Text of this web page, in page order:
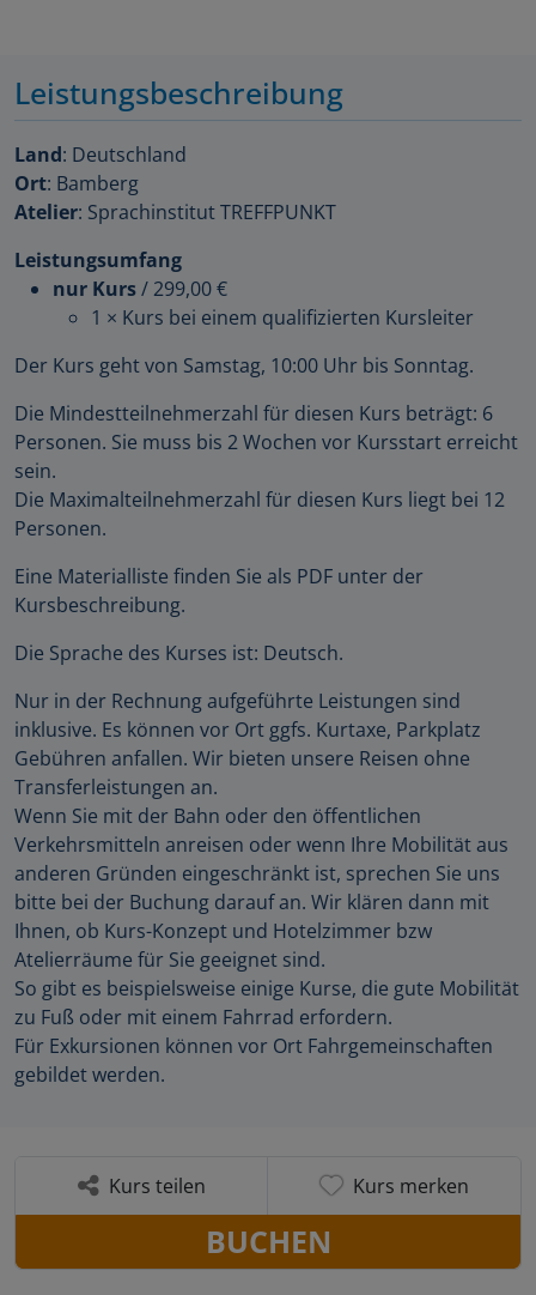
Leistungsbeschreibung
Land: Deutschland
Ort: Bamberg
Atelier: Sprachinstitut TREFFPUNKT
Leistungsumfang
nur Kurs/ 299,00 €
1 × Kurs bei einem qualifizierten Kursleiter
Der Kurs geht von Samstag, 10:00 Uhr bis Sonntag.
Die Mindestteilnehmerzahl für diesen Kurs beträgt: 6
Personen. Sie muss bis 2 Wochen vor Kursstart erreicht
sein.
Die Maximalteilnehmerzahl für diesen Kurs liegt bei 12
Personen.
Eine Materialliste finden Sie als PDF unter der
Kursbeschreibung.
Die Sprache des Kurses ist: Deutsch.
Nur in der Rechnung aufgeführte Leistungen sind
inklusive. Es können vor Ort ggfs. Kurtaxe, Parkplatz
Gebühren anfallen. Wir bieten unsere Reisen ohne
Transferleistungen an.
Wenn Sie mit der Bahn oder den öffentlichen
Verkehrsmitteln anreisen oder wenn Ihre Mobilität aus
anderen Gründen eingeschränkt ist, sprechen Sie uns
bitte bei der Buchung darauf an. Wir klären dann mit
Ihnen, ob Kurs-Konzept und Hotelzimmer bzw
Atelierräume für Sie geeignet sind.
So gibt es beispielsweise einige Kurse, die gute Mobilität
zu Fuß oder mit einem Fahrrad erfordern.
Für Exkursionen können vor Ort Fahrgemeinschaften
gebildet werden.
Kurs teilen Kurs merken
BUCHEN